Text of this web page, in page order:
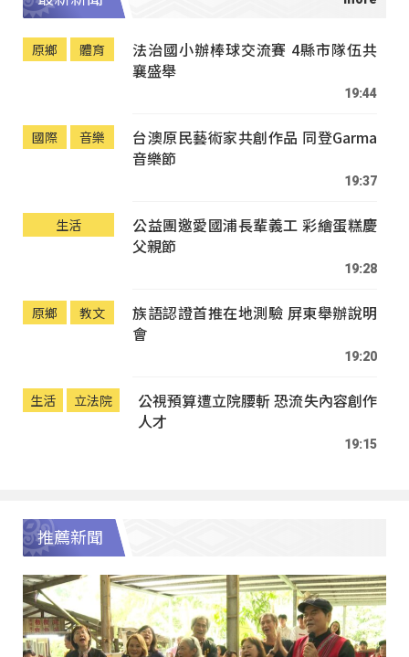
原鄉 體育
法治國小辦棒球交流賽 4縣市隊伍共
襄盛舉
19:44
國際 音樂
台澳原民藝術家共創作品 同登Garma
音樂節
19:37
生活
公益團邀愛國浦長輩義工 彩繪蛋糕慶
父親節
19:28
原鄉 教文
族語認證首推在地測驗 屏東舉辦說明
會
19:20
生活 立法院
公視預算遭立院腰斬 恐流失內容創作
人才
19:15
推薦新聞